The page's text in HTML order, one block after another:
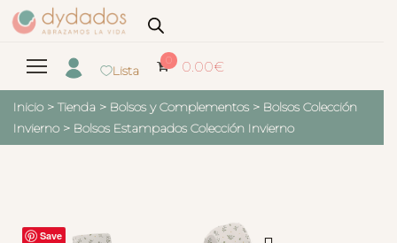
Lista
0 0.00€
Inicio > Tienda > Bolsos y Complementos > Bolsos Colección
Invierno > Bolsos Estampados Colección Invierno
Save